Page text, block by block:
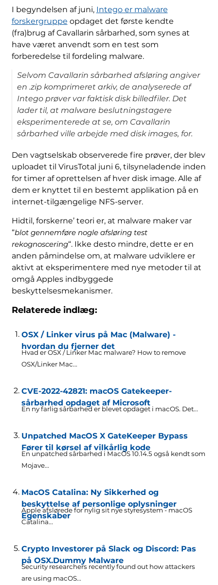
I begyndelsen af ​​juni, Intego er malware
forskergruppe opdaget det første kendte
(fra)brug af Cavallarin sårbarhed, som synes at
have været anvendt som en test som
forberedelse til fordeling malware.
Selvom Cavallarin sårbarhed afsløring angiver
en .zip komprimeret arkiv, de analyserede af
Intego prøver var faktisk disk billedfiler. Det
lader til, at malware beslutningstagere
eksperimenterede at se, om Cavallarin
sårbarhed ville arbejde med disk images, for.
Den vagtselskab observerede fire prøver, der blev
uploadet til VirusTotal juni 6, tilsyneladende inden
for timer af oprettelsen af ​​hver disk image. Alle af
dem er knyttet til en bestemt applikation på en
internet-tilgængelige NFS-server.
Hidtil, forskerne’ teori er, at malware maker var
“blot gennemføre nogle afsløring test
rekognoscering“. Ikke desto mindre, dette er en
anden påmindelse om, at malware udviklere er
aktivt at eksperimentere med nye metoder til at
omgå Apples indbyggede
beskyttelsesmekanismer.
Relaterede indlæg:
OSX / Linker virus på Mac (Malware) -
hvordan du fjerner det
Hvad er OSX / Linker Mac malware? How to remove
OSX/Linker Mac...
CVE-2022-42821: macOS Gatekeeper-
sårbarhed opdaget af Microsoft
En ny farlig sårbarhed er blevet opdaget i macOS. Det...
Unpatched MacOS X GateKeeper Bypass
Fører til kørsel af vilkårlig kode
En unpatched sårbarhed i MacOS 10.14.5 også kendt som
Mojave...
MacOS Catalina: Ny Sikkerhed og
beskyttelse af personlige oplysninger
Egenskaber
Apple afslørede for nylig sit nye styresystem - macOS
Catalina...
Crypto Investorer på Slack og Discord: Pas
på OSX.Dummy Malware
Security researchers recently found out how attackers
are using macOS...